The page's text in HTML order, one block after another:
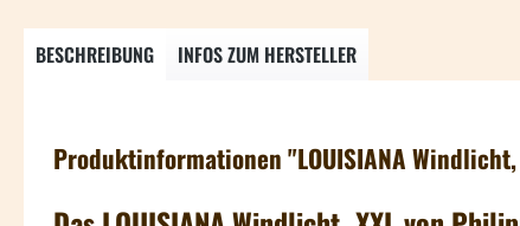
BESCHREIBUNG INFOS ZUM HERSTELLER
Produktinformationen "LOUISIANA Windlicht,